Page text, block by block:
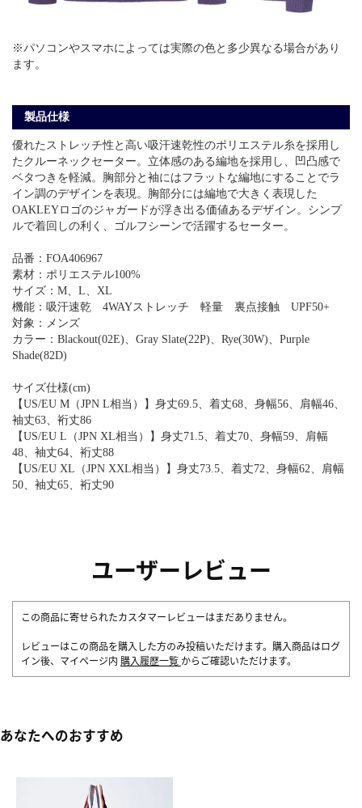
※パソコンやスマホによっては実際の色と多少異なる場合があり
ます。
製品仕様
優れたストレッチ性と高い吸汗速乾性のポリエステル糸を採用し
たクルーネックセーター。立体感のある編地を採用し、凹凸感で
ベタつきを軽減。胸部分と袖にはフラットな編地にすることでラ
イン調のデザインを表現。胸部分には編地で大きく表現した
OAKLEYロゴのジャガードが浮き出る価値あるデザイン。シンプ
ルで着回しの利く、ゴルフシーンで活躍するセーター。
品番：FOA406967
素材：ポリエステル100%
サイズ：M、L、XL
機能：吸汗速乾 4WAYストレッチ 軽量 裏点接触 UPF50+
対象：メンズ
カラー：Blackout(02E)、Gray Slate(22P)、Rye(30W)、Purple
Shade(82D)
サイズ仕様(cm)
【US/EU M（JPN L相当）】身丈69.5、着丈68、身幅56、肩幅46、
袖丈63、裄丈86
【US/EU L（JPN XL相当）】身丈71.5、着丈70、身幅59、肩幅
48、袖丈64、裄丈88
【US/EU XL（JPN XXL相当）】身丈73.5、着丈72、身幅62、肩幅
50、袖丈65、裄丈90
ユーザーレビュー
この商品に寄せられたカスタマーレビューはまだありません。
レビューはこの商品を購入した方のみ投稿いただけます。購入商品はログ
イン後、マイページ内 購入履歴一覧 からご確認いただけます。
あなたへのおすすめ